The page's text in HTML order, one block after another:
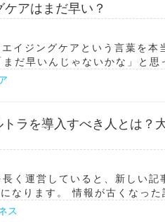
アはまだ早い？
イジングケアという言葉を本
だ早いんじゃないかな」と思
ラを導入すべき人とは？
く運営していると、新しい記
なります。 情報が古くなった
ス